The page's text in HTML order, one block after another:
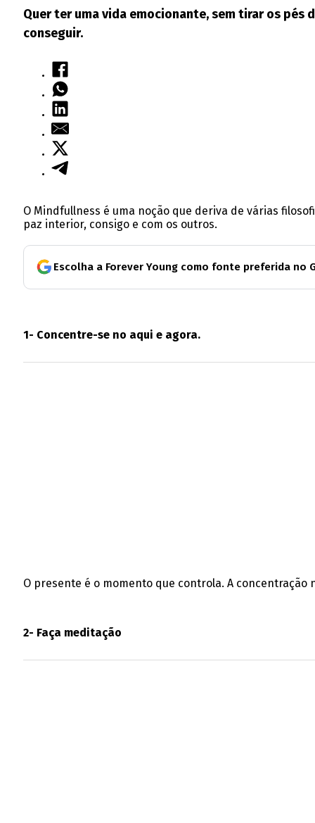
Quer ter uma vida emocionante, sem tirar os
conseguir.
O Mindfullness é uma noção que deriva de várias
paz interior, consigo e com os outros.
Escolha a Forever Young como fonte preferida no
1- Concentre-se no aqui e agora.
O presente é o momento que controla. A
2- Faça meditação